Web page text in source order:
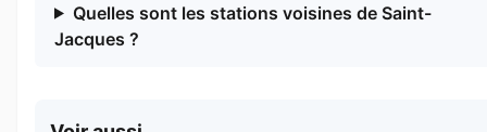
Quelles sont les stations voisines de Saint-
Jacques ?